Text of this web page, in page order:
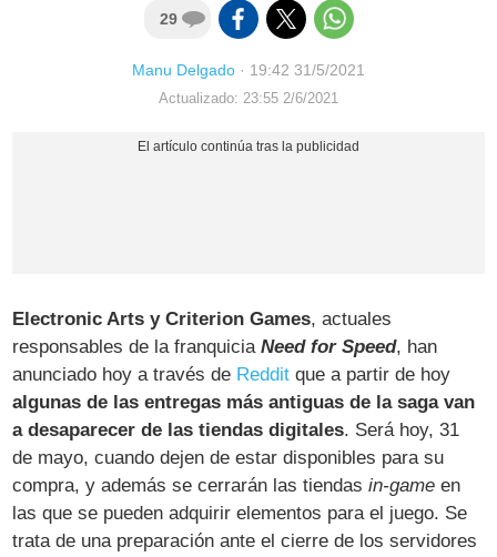
29
Manu Delgado · 19:42 31/5/2021
Actualizado: 23:55 2/6/2021
Electronic Arts y Criterion Games, actuales
responsables de la franquiciaNeed for Speed, han
anunciado hoy a través de Reddit que a partir de hoy
algunas de las entregas más antiguas de la saga van
a desaparecer de las tiendas digitales. Será hoy, 31
de mayo, cuando dejen de estar disponibles para su
compra, y además se cerrarán las tiendasin-game en
las que se pueden adquirir elementos para el juego. Se
trata de una preparación ante el cierre de los servidores